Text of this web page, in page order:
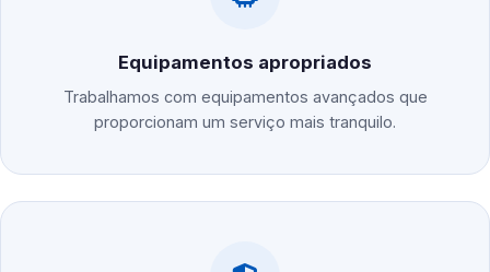
Equipamentos apropriados
Trabalhamos com equipamentos avançados que
proporcionam um serviço mais tranquilo.